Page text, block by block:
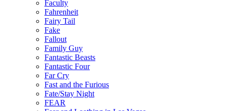
Faculty
Fahrenheit
Fairy Tail
Fake
Fallout
Family Guy
Fantastic Beasts
Fantastic Four
Far Cry
Fast and the Furious
Fate/Stay Night
FEAR